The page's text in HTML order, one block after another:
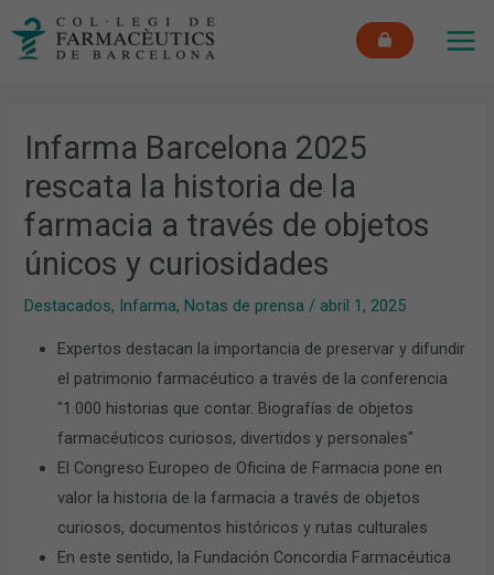
Infarma Barcelona 2025
rescata la historia de la
farmacia a través de objetos
únicos y curiosidades
Destacados, Infarma, Notas de prensa / abril 1, 2025
Expertos destacan la importancia de preservar y difundir
el patrimonio farmacéutico a través de la conferencia
"1.000 historias que contar. Biografías de objetos
farmacéuticos curiosos, divertidos y personales"
El Congreso Europeo de Oficina de Farmacia pone en
valor la historia de la farmacia a través de objetos
curiosos, documentos históricos y rutas culturales
En este sentido, la Fundación Concordia Farmacéutica